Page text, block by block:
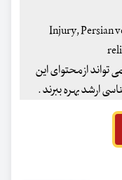
Injury, Persian
تواند از محتوای این
ارشد بهره ببرند .